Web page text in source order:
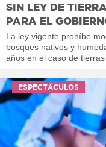
SIN LEY DE
PARA EL
La ley vigente prohíbe
bosques nativos y
años en el caso de
ESPECTÁCULOS